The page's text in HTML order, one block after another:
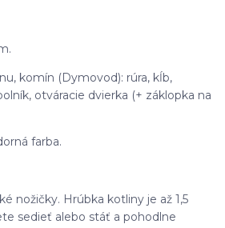
komín (Dymovod): rúra, kĺb,
otváracie dvierka (+ záklopka na
farba.
nožičky. Hrúbka kotliny je až 1,5
sedieť alebo stáť a pohodlne